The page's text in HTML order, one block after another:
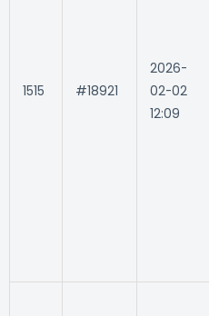
1515 #18921
2026-
02-02
12:09